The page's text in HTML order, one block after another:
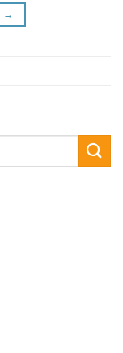
→